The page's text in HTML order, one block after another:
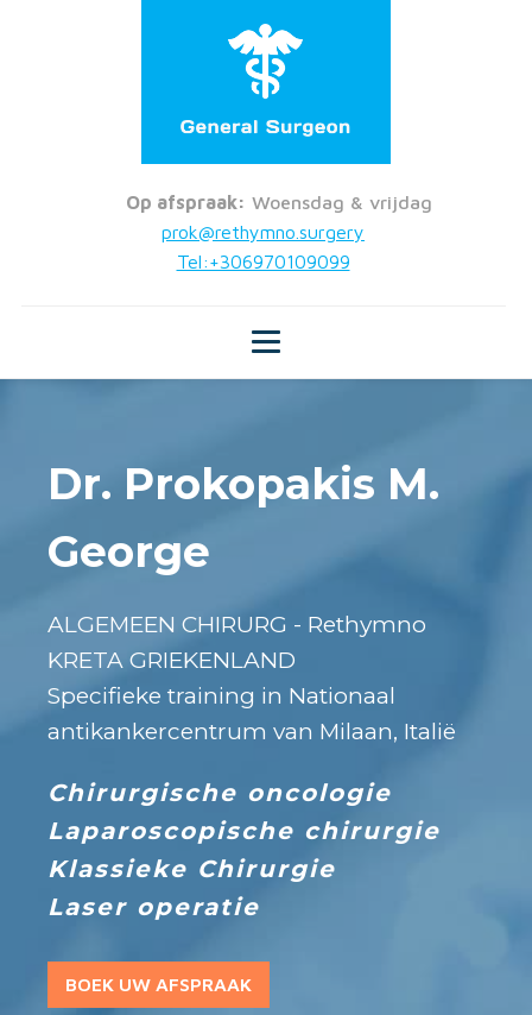
Op afspraak: Woensdag & vrijdag
prok@rethymno.surgery
Tel:+306970109099
Dr. Prokopakis M.
George
ALGEMEEN CHIRURG - Rethymno
KRETA GRIEKENLAND
Specifieke training in Nationaal
antikankercentrum van Milaan, Italië
Chirurgische oncologie
Laparoscopische chirurgie
Klassieke Chirurgie
Laser operatie
BOEK UW AFSPRAAK